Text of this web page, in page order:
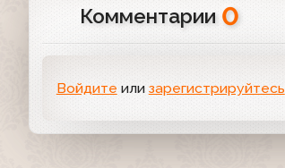
Комментарии 0
Войдите или зарегистрируйтесь